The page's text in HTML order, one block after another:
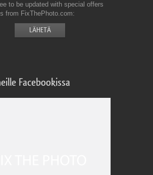
to be updated with special offers
from FixThePhoto.com
Facebookissa